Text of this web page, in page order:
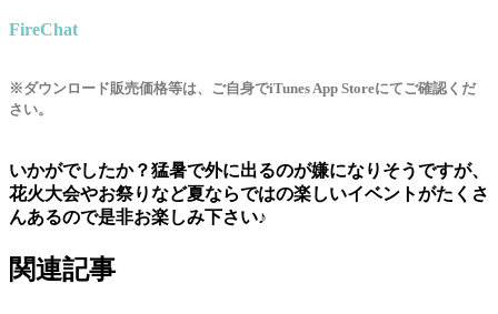
FireChat
※ダウンロード販売価格等は、ご自身でiTunes App Storeにてご確認くだ
さい。
いかがでしたか？猛暑で外に出るのが嫌になりそうですが、
花火大会やお祭りなど夏ならではの楽しいイベントがたくさ
んあるので是非お楽しみ下さい♪
関連記事